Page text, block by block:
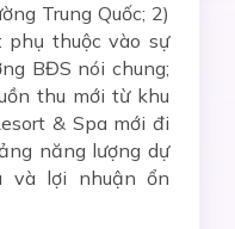
Trung Quốc; 2)
phụ thuộc vào sự
BĐS nói chung;
thu mới từ khu
& Spa mới đi
năng lượng dự
và lợi nhuận ổn